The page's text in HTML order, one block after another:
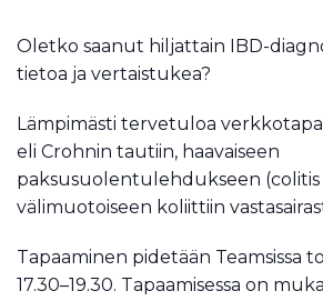
Oletko saanut hiljattain IBD-
tietoa ja vertaistukea?
Lämpimästi tervetuloa
eli Crohnin tautiin, haavaiseen
paksusuolentulehdukseen (colitis
välimuotoiseen koliittiin
Tapaaminen pidetään Teamsissa
17.30–19.30. Tapaamisessa on